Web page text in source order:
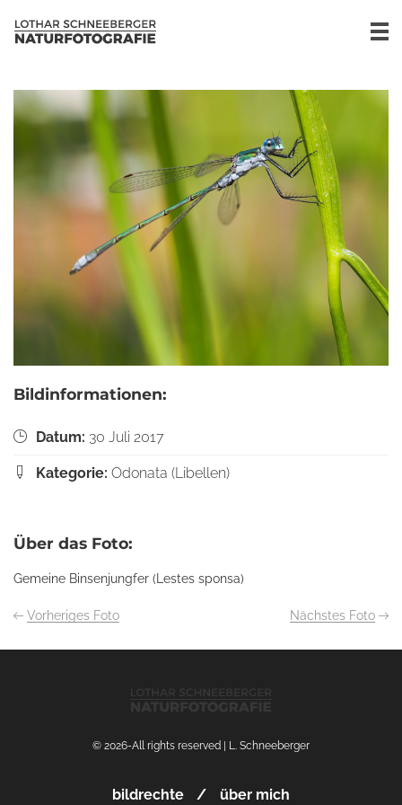
Bildinformationen:
Datum: 30 Juli 2017
Kategorie: Odonata (Libellen)
Über das Foto:
Gemeine Binsenjungfer (Lestes sponsa)
Vorheriges Foto Nächstes Foto
© 2026-All rights reserved | L. Schneeberger
bildrechte
über mich